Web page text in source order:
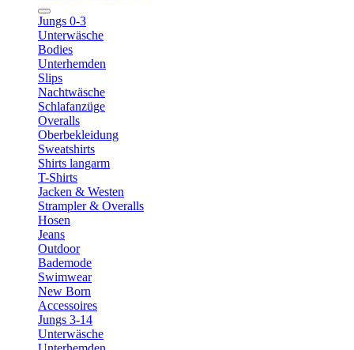
Jungs 0-3
Unterwäsche
Bodies
Unterhemden
Slips
Nachtwäsche
Schlafanzüge
Overalls
Oberbekleidung
Sweatshirts
Shirts langarm
T-Shirts
Jacken & Westen
Strampler & Overalls
Hosen
Jeans
Outdoor
Bademode
Swimwear
New Born
Accessoires
Jungs 3-14
Unterwäsche